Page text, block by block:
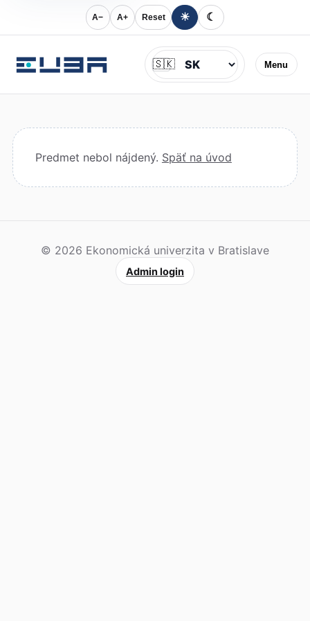
A− A+ Reset ☀ ☾
Menu
Jazyk
🇸🇰
Predmet nebol nájdený. Späť na úvod
© 2026 Ekonomická univerzita v Bratislave
Admin login